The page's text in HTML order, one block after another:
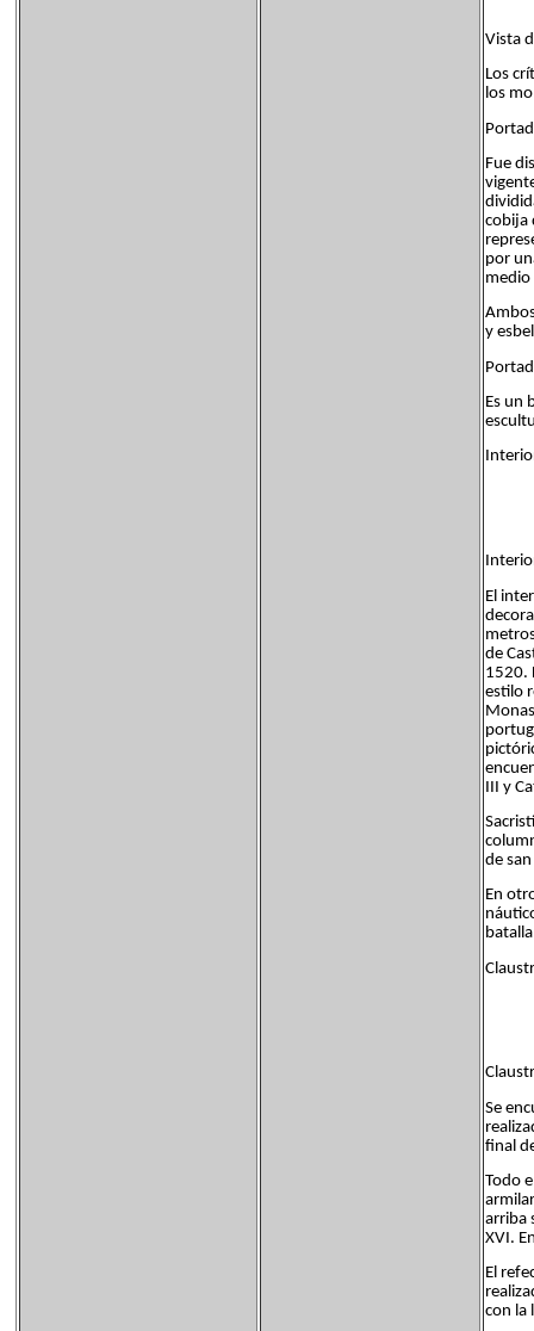
Vista
Los
los
Fue
cobija
por
y
Es un
El
de
1520.
estilo
III y
de
En
Se
final
Todo
arriba
XVI.
El
con la